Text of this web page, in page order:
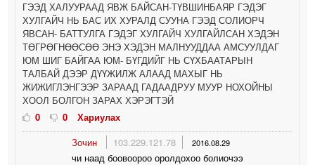
ГЭЭД ХАЛУУРААД ЯВЖ БАЙСАН-ТҮВШИНБАЯР ГЭДЭГ
ХУЛГАЙЧ НЬ БАС ИХ ХУРАЛД СУУНА ГЭЭД СОЛИОРЧ
ЯВСАН- БАТТУЛГА ГЭДЭГ ХУЛГАЙЧ ХУЛГАЙЛСАН ХЭДЭН
ТӨГРӨГНӨӨСӨӨ ЭНЭ ХЭДЭН МАЛНУУДДАА АМСУУЛДАГ
ЮМ ШИГ БАЙГАА ЮМ- БҮГДИЙГ НЬ СҮХБААТАРЫН
ТАЛБАЙ ДЭЭР ДҮҮЖИЛЖ АЛААД МАХЫГ НЬ
ЖИЖИГЛЭНГЭЭР ЗАРААД ГАДААДРУУ МУУР НОХОЙНЫ
ХООЛ БОЛГОН ЗАРАХ ХЭРЭГТЭЙ
0
0
Хариулах
Зочин
103.229.121.78 2016.08.29
чи наад боовоороо оролдохоо болиочээ